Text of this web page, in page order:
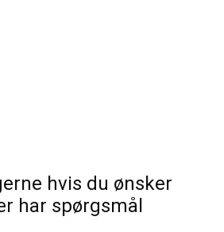
hvis du ønsker
har spørgsmål